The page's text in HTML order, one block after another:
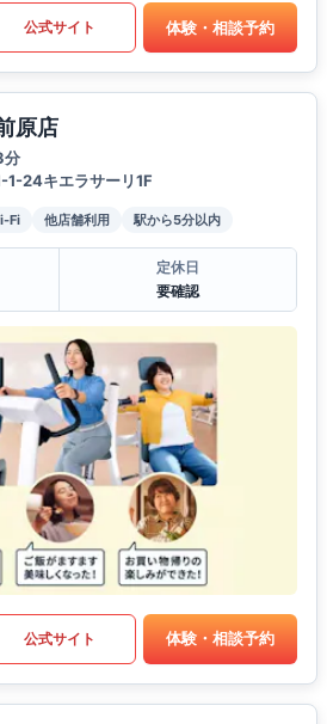
公式サイト 体験・相談予約
原店
分
1-24キエラサーリ1F
Fi 他店舗利用 駅から5分以内
定休日
要確認
公式サイト 体験・相談予約